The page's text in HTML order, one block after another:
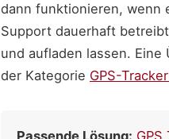
dann funktionieren, wenn
Support dauerhaft
und aufladen lassen.
der Kategorie GPS-